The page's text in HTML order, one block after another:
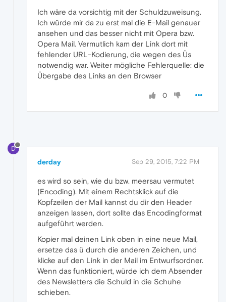
Ich wäre da vorsichtig mit der Schuldzuweisung.
Ich würde mir da zu erst mal die E-Mail genauer
ansehen und das besser nicht mit Opera bzw.
Opera Mail. Vermutlich kam der Link dort mit
fehlender URL-Kodierung, die wegen des Üs
notwendig war. Weiter mögliche Fehlerquelle: die
Übergabe des Links an den Browser
0
D
derday Sep 29, 2015, 7:22 PM
es wird so sein, wie du bzw. meersau vermutet
(Encoding). Mit einem Rechtsklick auf die
Kopfzeilen der Mail kannst du dir den Header
anzeigen lassen, dort sollte das Encodingformat
aufgeführt werden.
Kopier mal deinen Link oben in eine neue Mail,
ersetze das ü durch die anderen Zeichen, und
klicke auf den Link in der Mail im Entwurfsordner.
Wenn das funktioniert, würde ich dem Absender
des Newsletters die Schuld in die Schuhe
schieben.